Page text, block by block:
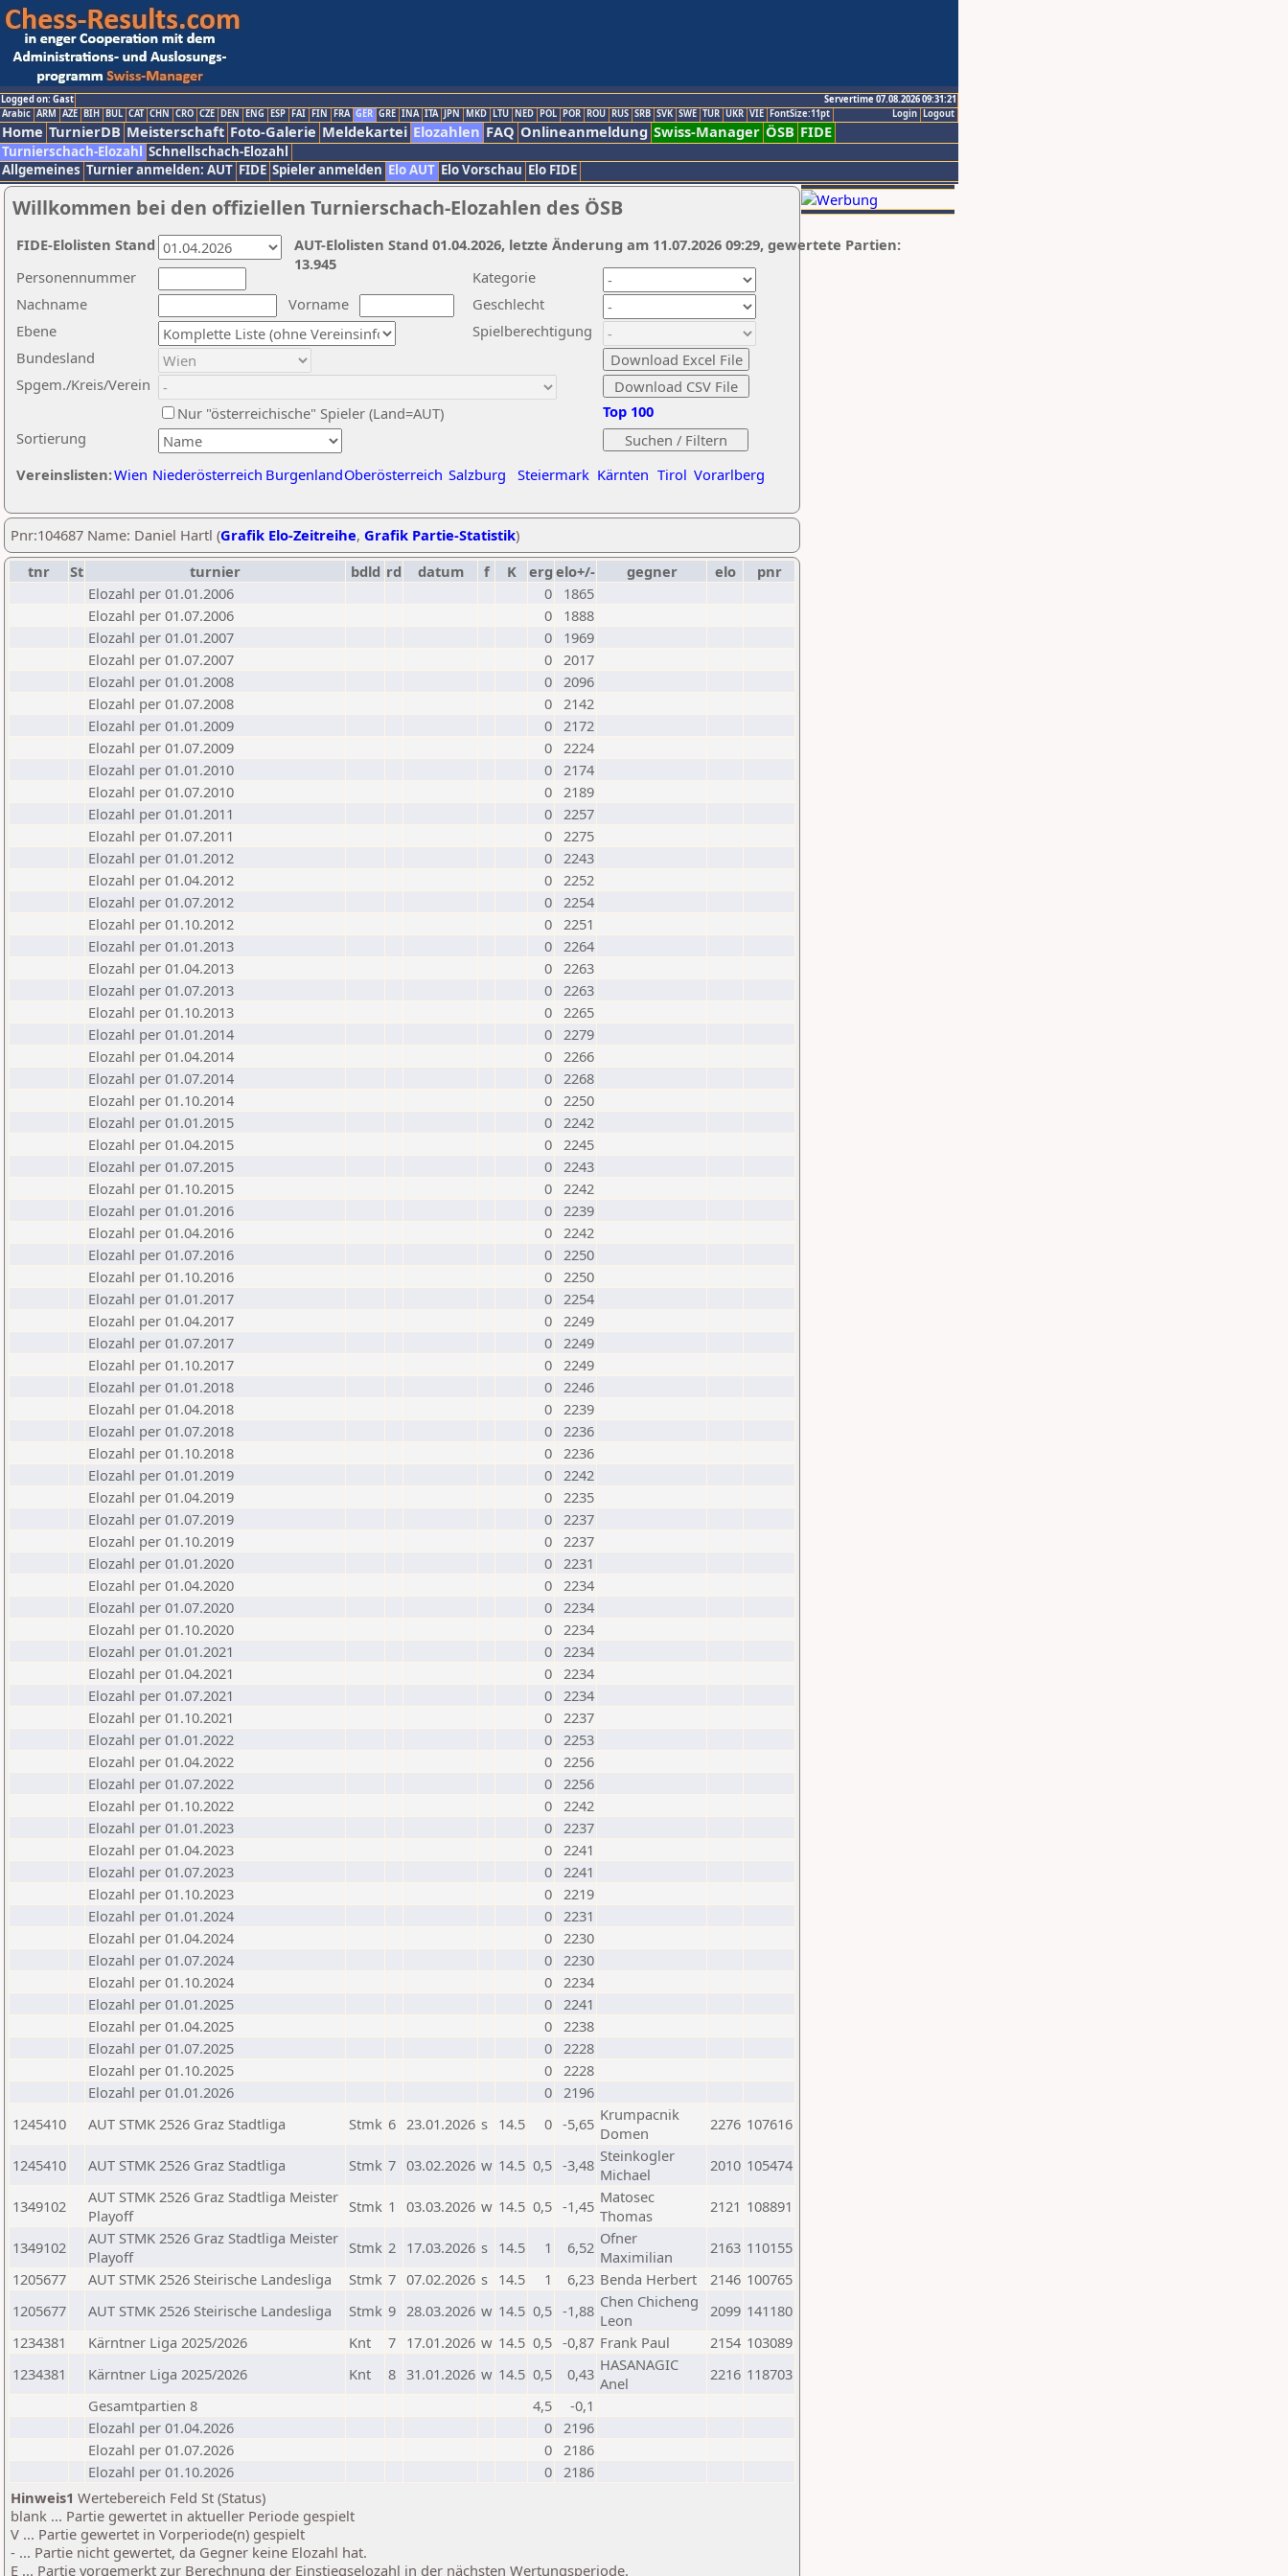
Logged on: Gast
Servertime 07.08.2026 09:31:21
Logout
Login
Arabic ARM AZE BIH BUL CAT CHN CRO CZE DEN ENG ESP FAI FIN FRA GER GRE INA ITA JPN MKD LTU NED POL POR ROU RUS SRB SVK SWE TUR UKR VIE FontSize:11pt
Home TurnierDB Meisterschaft Foto-Galerie Meldekartei Elozahlen FAQ Onlineanmeldung Swiss-Manager ÖSB FIDE
Turnierschach-Elozahl Schnellschach-Elozahl
Allgemeines Turnier anmelden: AUT FIDE Spieler anmelden Elo AUT Elo Vorschau Elo FIDE
Willkommen bei den offiziellen Turnierschach-Elozahlen des ÖSB
Nachname
Vorname
Ebene
Kategorie
Sortierung
Personennummer
Bundesland
Spgem./Kreis/Verein
Geschlecht
Nur "österreichische" Spieler (Land=AUT)
Spielberechtigung
Vereinslisten:Wien Niederösterreich BurgenlandOberösterreich Salzburg Steiermark Kärnten Tirol Vorarlberg
Top 100
AUT-Elolisten Stand 01.04.2026, letzte Änderung am 11.07.2026 09:29, gewertete Partien:
13.945
FIDE-Elolisten Stand
Pnr:104687 Name: Daniel Hartl (Grafik Elo-Zeitreihe, Grafik Partie-Statistik)
tnr
St turnier bdld rd datum f K erg elo+/- gegner elo
pnr
Elozahl per 01.01.2006
0
1865
Elozahl per 01.07.2006
0
1888
Elozahl per 01.01.2007
0
1969
Elozahl per 01.07.2007
0 2017
Elozahl per 01.01.2008
0 2096
Elozahl per 01.07.2008
0 2142
Elozahl per 01.01.2009
0 2172
Elozahl per 01.07.2009
0 2224
Elozahl per 01.01.2010
0 2174
Elozahl per 01.07.2010
0 2189
Elozahl per 01.01.2011
0 2257
Elozahl per 01.07.2011
0 2275
Elozahl per 01.01.2012
0 2243
Elozahl per 01.04.2012
0 2252
Elozahl per 01.07.2012
0 2254
Elozahl per 01.10.2012
0 2251
Elozahl per 01.01.2013
0 2264
Elozahl per 01.04.2013
0 2263
Elozahl per 01.07.2013
0 2263
Elozahl per 01.10.2013
0 2265
Elozahl per 01.01.2014
0 2279
Elozahl per 01.04.2014
0 2266
Elozahl per 01.07.2014
0 2268
Elozahl per 01.10.2014
0 2250
Elozahl per 01.01.2015
0 2242
Elozahl per 01.04.2015
0 2245
Elozahl per 01.07.2015
0 2243
Elozahl per 01.10.2015
0 2242
Elozahl per 01.01.2016
0 2239
Elozahl per 01.04.2016
0 2242
Elozahl per 01.07.2016
0 2250
Elozahl per 01.10.2016
0 2250
Elozahl per 01.01.2017
0 2254
Elozahl per 01.04.2017
0 2249
Elozahl per 01.07.2017
0 2249
Elozahl per 01.10.2017
0 2249
Elozahl per 01.01.2018
0 2246
Elozahl per 01.04.2018
0 2239
Elozahl per 01.07.2018
0 2236
Elozahl per 01.10.2018
0 2236
Elozahl per 01.01.2019
0 2242
Elozahl per 01.04.2019
0 2235
Elozahl per 01.07.2019
0 2237
Elozahl per 01.10.2019
0 2237
Elozahl per 01.01.2020
0 2231
Elozahl per 01.04.2020
0 2234
Elozahl per 01.07.2020
0 2234
Elozahl per 01.10.2020
0 2234
Elozahl per 01.01.2021
0 2234
Elozahl per 01.04.2021
0 2234
Elozahl per 01.07.2021
0 2234
Elozahl per 01.10.2021
0 2237
Elozahl per 01.01.2022
0 2253
Elozahl per 01.04.2022
0 2256
Elozahl per 01.07.2022
0 2256
Elozahl per 01.10.2022
0 2242
Elozahl per 01.01.2023
0 2237
Elozahl per 01.04.2023
0 2241
Elozahl per 01.07.2023
0 2241
Elozahl per 01.10.2023
0 2219
Elozahl per 01.01.2024
0 2231
Elozahl per 01.04.2024
0 2230
Elozahl per 01.07.2024
0 2230
Elozahl per 01.10.2024
0 2234
Elozahl per 01.01.2025
0 2241
Elozahl per 01.04.2025
0 2238
Elozahl per 01.07.2025
0 2228
Elozahl per 01.10.2025
0 2228
Elozahl per 01.01.2026
0 2196
1245410
AUT STMK 2526 Graz Stadtliga Stmk 6 23.01.2026 s 14.5 0 -5,65 Krumpacnik
Domen
2276 107616
1245410 AUT STMK 2526 Graz Stadtliga Stmk 7 03.02.2026 w 14.5 0,5 -3,48 Steinkogler
Michael
2010 105474
1349102
AUT STMK 2526 Graz Stadtliga Meister
Playoff
Stmk 1 03.03.2026 w 14.5 0,5 -1,45 Matosec
Thomas
2121 108891
1349102
AUT STMK 2526 Graz Stadtliga Meister
Playoff
Stmk 2 17.03.2026 s 14.5 1 6,52 Ofner
Maximilian
2163 110155
1205677
AUT STMK 2526 Steirische Landesliga Stmk 7 07.02.2026 s 14.5 1 6,23 Benda Herbert 2146 100765
1205677
AUT STMK 2526 Steirische Landesliga Stmk 9 28.03.2026 w 14.5 0,5 -1,88 Chen Chicheng
Leon
2099 141180
1234381
Kärntner Liga 2025/2026 Knt 7 17.01.2026 w 14.5 0,5 -0,87 Frank Paul 2154 103089
1234381
Kärntner Liga 2025/2026 Knt 8 31.01.2026 w 14.5 0,5 0,43 HASANAGIC
Anel
2216 118703
Gesamtpartien 8
4,5
-0,1
Elozahl per 01.04.2026
0 2196
Elozahl per 01.07.2026
0 2186
Elozahl per 01.10.2026
0 2186
Hinweis1 Wertebereich Feld St (Status)
blank ... Partie gewertet in aktueller Periode gespielt
V ... Partie gewertet in Vorperiode(n) gespielt
- ... Partie nicht gewertet, da Gegner keine Elozahl hat.
E ... Partie vorgemerkt zur Berechnung der Einstiegselozahl in der nächsten Wertungsperiode.